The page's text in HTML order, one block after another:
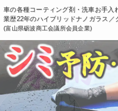
車の各種コーティング剤・洗車お手入
業歴22年のハイブリッドナノガラス／
(富山県砺波商工会議所会員企業)